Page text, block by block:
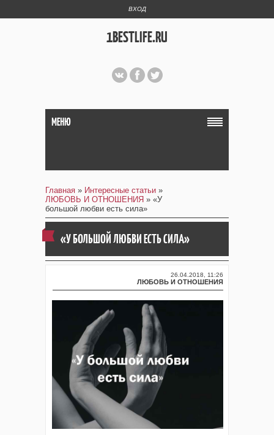
ВХОД
1BESTLIFE.RU
МЕНЮ
Главная » Интересные статьи »
ЛЮБОВЬ И ОТНОШЕНИЯ » «У
большой любви есть cила»
«У БОЛЬШОЙ ЛЮБВИ ЕСТЬ CИЛА»
26.04.2018, 11:26
ЛЮБОВЬ И ОТНОШЕНИЯ